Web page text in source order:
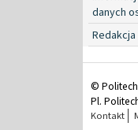
danych
Redakcja
©
Pl.
Kontakt